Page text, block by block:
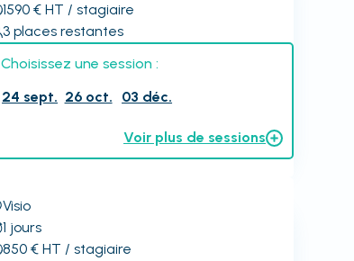
1590€ HT / stagiaire
3 places restantes
Choisissez une session :
24 sept. 26 oct. 03 déc.
Voir plus de sessions
Visio
1 jours
850€ HT / stagiaire